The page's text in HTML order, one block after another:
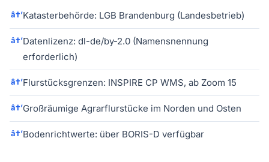
Katasterbehörde: LGB Brandenburg (Landesbetrieb)
Datenlizenz: dl-de/by-2.0 (Namensnennung
erforderlich)
Flurstücksgrenzen: INSPIRE CP WMS, ab Zoom 15
Großräumige Agrarflurstücke im Norden und Osten
Bodenrichtwerte: über BORIS-D verfügbar